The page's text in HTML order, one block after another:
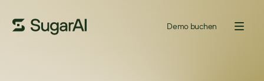
Demo buchen